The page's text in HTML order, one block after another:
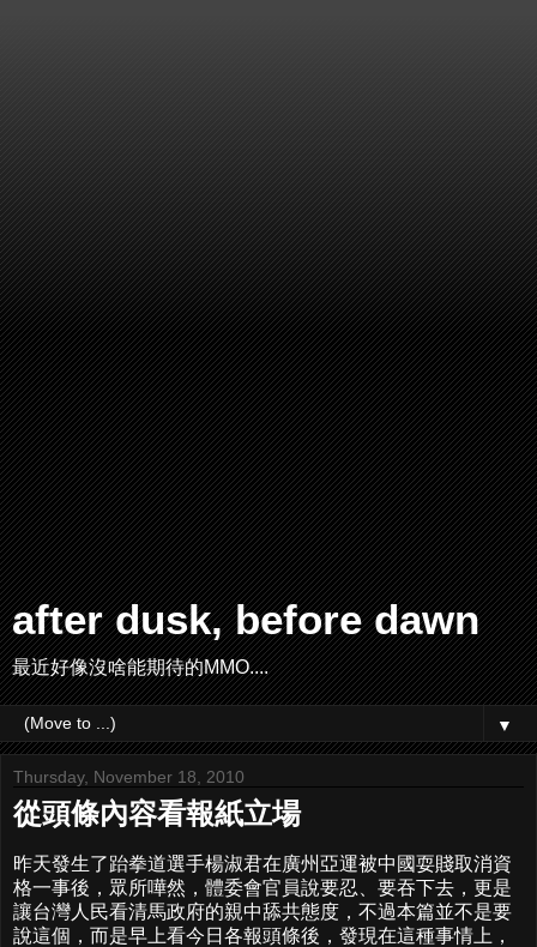
after dusk, before dawn
最近好像沒啥能期待的MMO....
▼
Thursday, November 18, 2010
從頭條內容看報紙立場
昨天發生了跆拳道選手楊淑君在廣州亞運被中國耍賤取消資
格一事後，眾所嘩然，體委會官員說要忍、要吞下去，更是
讓台灣人民看清馬政府的親中舔共態度，不過本篇並不是要
說這個，而是早上看今日各報頭條後，發現在這種事情上，